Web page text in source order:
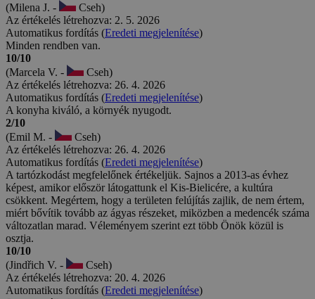
(Milena J. -
Cseh)
Az értékelés létrehozva: 2. 5. 2026
Automatikus fordítás (Eredeti megjelenítése)
Minden rendben van.
10/10
(Marcela V. -
Cseh)
Az értékelés létrehozva: 26. 4. 2026
Automatikus fordítás (Eredeti megjelenítése)
A konyha kiváló, a környék nyugodt.
2/10
(Emil M. -
Cseh)
Az értékelés létrehozva: 26. 4. 2026
Automatikus fordítás (Eredeti megjelenítése)
A tartózkodást megfelelőnek értékeljük. Sajnos a 2013-as évhez
képest, amikor először látogattunk el Kis-Bielicére, a kultúra
csökkent. Megértem, hogy a területen felújítás zajlik, de nem értem,
miért bővítik tovább az ágyas részeket, miközben a medencék száma
változatlan marad. Véleményem szerint ezt több Önök közül is
osztja.
10/10
(Jindřich V. -
Cseh)
Az értékelés létrehozva: 20. 4. 2026
Automatikus fordítás (Eredeti megjelenítése)